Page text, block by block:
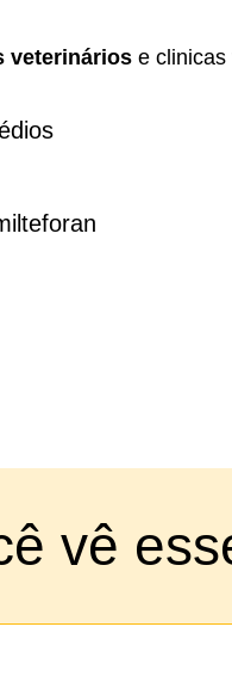
veterinários e clinicas
vê